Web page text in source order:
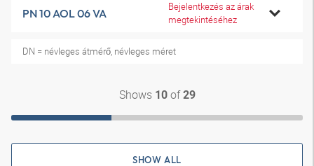
PN 10 AOL 06 VA
Bejelentkezés az árak
megtekintéséhez
DN = névleges átmérő, névleges méret
Shows 10of29
SHOW ALL